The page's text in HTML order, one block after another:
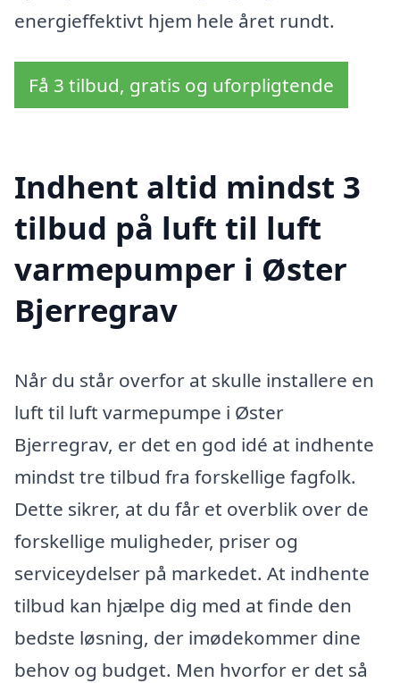
energieffektivt hjem hele året rundt.
Få 3 tilbud, gratis og uforpligtende
Indhent altid mindst 3
tilbud på luft til luft
varmepumper i Øster
Bjerregrav
Når du står overfor at skulle installere en
luft til luft varmepumpe i Øster
Bjerregrav, er det en god idé at indhente
mindst tre tilbud fra forskellige fagfolk.
Dette sikrer, at du får et overblik over de
forskellige muligheder, priser og
serviceydelser på markedet. At indhente
tilbud kan hjælpe dig med at finde den
bedste løsning, der imødekommer dine
behov og budget. Men hvorfor er det så